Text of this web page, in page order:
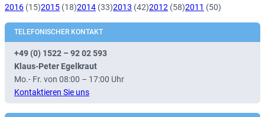
2016 (15)2015 (18)2014 (33)2013 (42)2012 (58)2011 (50)
TELEFONISCHER KONTAKT
+49 (0) 1522 – 92 02 593
Klaus-Peter Egelkraut
Mo.- Fr. von 08:00 – 17:00 Uhr
Kontaktieren Sie uns